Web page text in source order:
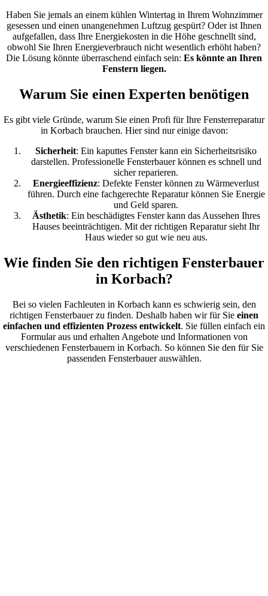
Haben Sie jemals an einem kühlen Wintertag in Ihrem Wohnzimmer
gesessen und einen unangenehmen Luftzug gespürt? Oder ist Ihnen
aufgefallen, dass Ihre Energiekosten in die Höhe geschnellt sind,
obwohl Sie Ihren Energieverbrauch nicht wesentlich erhöht haben?
Die Lösung könnte überraschend einfach sein: Es könnte an Ihren
Fenstern liegen.
Warum Sie einen Experten benötigen
Es gibt viele Gründe, warum Sie einen Profi für Ihre Fensterreparatur
in Korbach brauchen. Hier sind nur einige davon:
Sicherheit: Ein kaputtes Fenster kann ein Sicherheitsrisiko
darstellen. Professionelle Fensterbauer können es schnell und
sicher reparieren.
Energieeffizienz: Defekte Fenster können zu Wärmeverlust
führen. Durch eine fachgerechte Reparatur können Sie Energie
und Geld sparen.
Ästhetik: Ein beschädigtes Fenster kann das Aussehen Ihres
Hauses beeinträchtigen. Mit der richtigen Reparatur sieht Ihr
Haus wieder so gut wie neu aus.
Wie finden Sie den richtigen Fensterbauer
in Korbach?
Bei so vielen Fachleuten in Korbach kann es schwierig sein, den
richtigen Fensterbauer zu finden. Deshalb haben wir für Sie einen
einfachen und effizienten Prozess entwickelt. Sie füllen einfach ein
Formular aus und erhalten Angebote und Informationen von
verschiedenen Fensterbauern in Korbach. So können Sie den für Sie
passenden Fensterbauer auswählen.